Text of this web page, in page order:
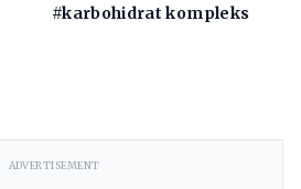
#karbohidrat kompleks
ADVERTISEMENT